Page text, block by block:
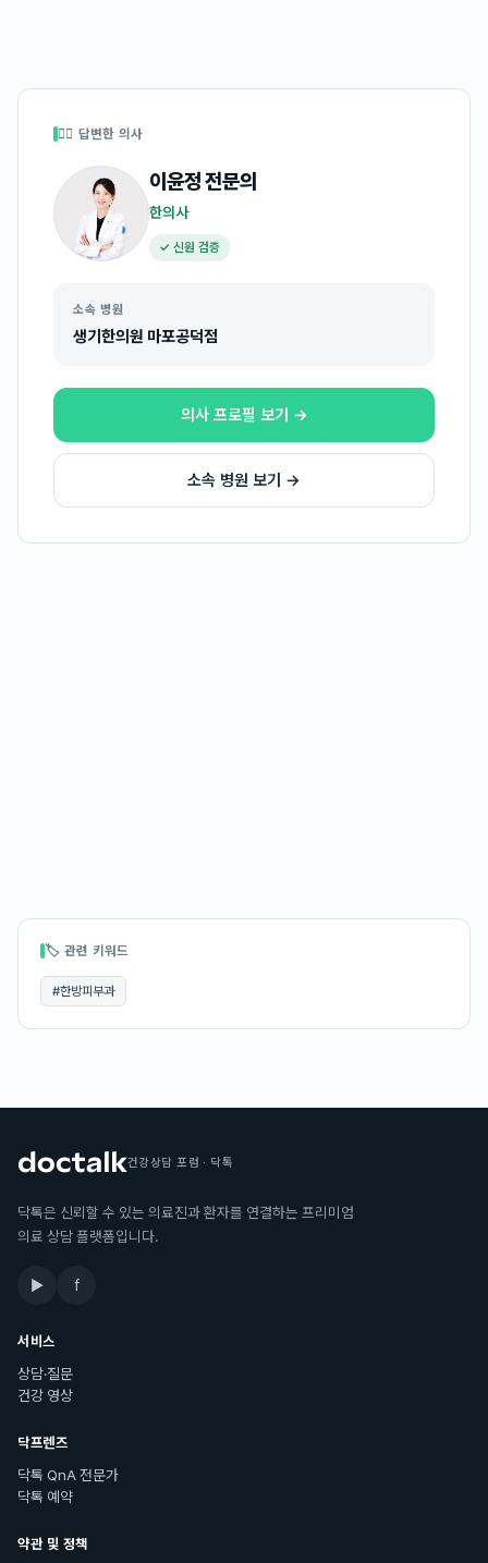
👩‍⚕️ 답변한 의사
이윤정전문의
한의사
✓ 신원 검증
소속 병원
생기한의원 마포공덕점
의사 프로필 보기 →
소속 병원 보기 →
🏷 관련 키워드
#한방피부과
건강상담 포럼 · 닥톡
닥톡은 신뢰할 수 있는 의료진과 환자를 연결하는 프리미엄
의료 상담 플랫폼입니다.
▶ f
서비스
상담·질문
건강 영상
닥프렌즈
닥톡 QnA 전문가
닥톡 예약
약관 및 정책